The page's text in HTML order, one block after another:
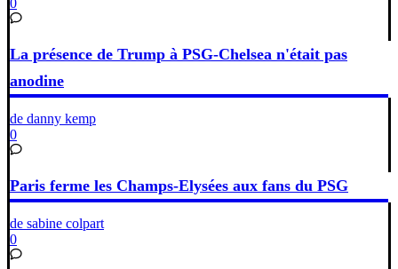
0
La présence de Trump à PSG-Chelsea n'était pas
anodine
de danny kemp
0
Paris ferme les Champs-Elysées aux fans du PSG
de sabine colpart
0